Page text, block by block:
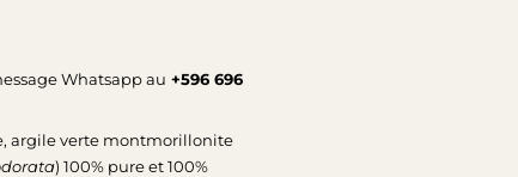
Whatsapp au +596 696
argile verte montmorillonite
) 100% pure et 100%